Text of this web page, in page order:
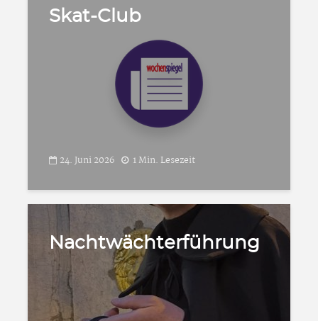
Skat-Club
24. Juni 2026 1 Min. Lesezeit
Nachtwächterführung